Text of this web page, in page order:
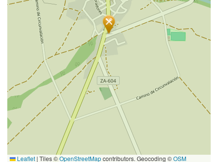
Leaflet | Tiles ©OpenStreetMapcontributors. Geocoding ©OSM